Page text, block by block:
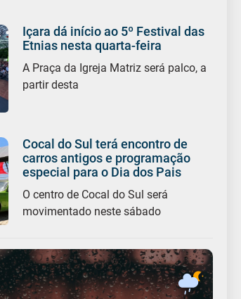
Içara dá início ao 5º Festival das
Etnias nesta quarta-feira
A Praça da Igreja Matriz será palco, a
partir desta
Cocal do Sul terá encontro de
carros antigos e programação
especial para o Dia dos Pais
O centro de Cocal do Sul será
movimentado neste sábado